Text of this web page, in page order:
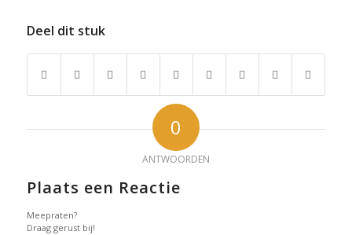
Deel dit stuk
0
ANTWOORDEN
Plaats een Reactie
Meepraten?
Draag gerust bij!